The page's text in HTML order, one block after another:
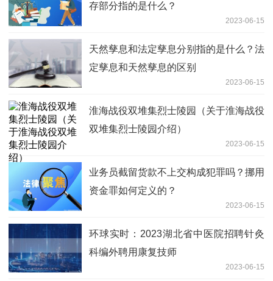
存部分指的是什么？
2023-06-15
天然孳息和法定孳息分别指的是什么？法
定孳息和天然孳息的区别
2023-06-15
淮海战役双堆集烈士陵园（关于淮海战役
双堆集烈士陵园介绍）
2023-06-15
业务员截留货款不上交构成犯罪吗？挪用
资金罪如何定义的？
2023-06-15
环球实时：2023湖北省中医院招聘针灸
科编外聘用康复技师
2023-06-15